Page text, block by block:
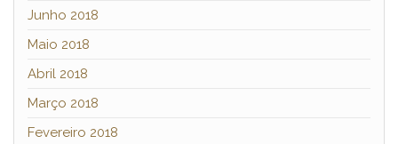
Junho 2018
Maio 2018
Abril 2018
Março 2018
Fevereiro 2018